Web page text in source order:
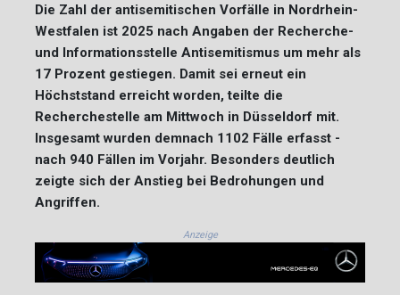
Die Zahl der antisemitischen Vorfälle in Nordrhein-
Westfalen ist 2025 nach Angaben der Recherche-
und Informationsstelle Antisemitismus um mehr als
17 Prozent gestiegen. Damit sei erneut ein
Höchststand erreicht worden, teilte die
Recherchestelle am Mittwoch in Düsseldorf mit.
Insgesamt wurden demnach 1102 Fälle erfasst -
nach 940 Fällen im Vorjahr. Besonders deutlich
zeigte sich der Anstieg bei Bedrohungen und
Angriffen.
Anzeige